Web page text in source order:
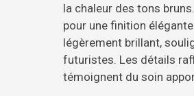
la chaleur des tons
pour une finition
légèrement brillant,
futuristes. Les détails
témoignent du soin